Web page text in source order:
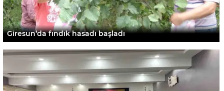
Giresun’da fındık hasadı başladı